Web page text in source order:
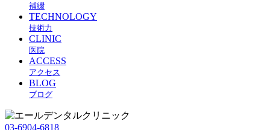
補綴
TECHNOLOGY
技術力
CLINIC
医院
ACCESS
アクセス
BLOG
ブログ
03-6904-6818